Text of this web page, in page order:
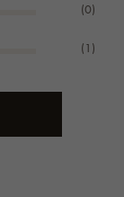
(0)
(1)